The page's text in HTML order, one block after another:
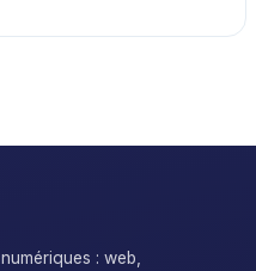
: web,